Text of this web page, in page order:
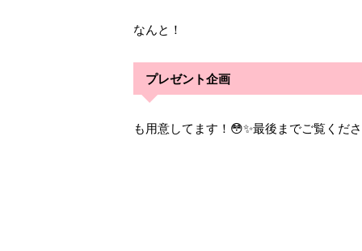
なんと！
プレゼント企画
も用意してます！😳✨最後までご覧くだ